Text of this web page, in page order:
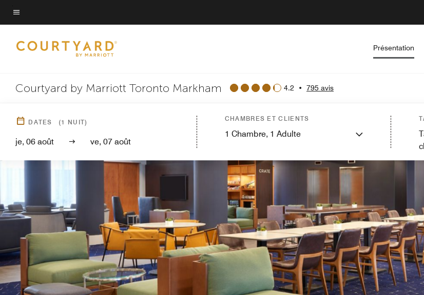
Skip
to
content
Texte du menu
Présentation
Courtyard by Marriott Toronto Markham 4.2 • 795 avis
DATES (1 NUIT)
je, 06 août ve, 07 août
CHAMBRES ET CLIENTS
1 Chambre, 1 Adulte